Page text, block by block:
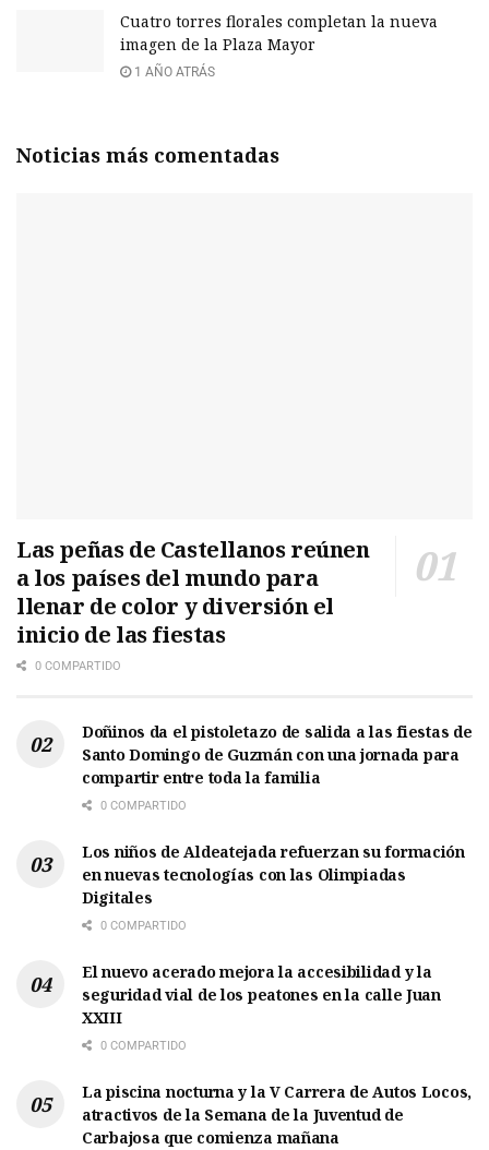
Cuatro torres florales completan la nueva
imagen de la Plaza Mayor
1 AÑO ATRÁS
Noticias más comentadas
Las peñas de Castellanos reúnen
a los países del mundo para
llenar de color y diversión el
inicio de las fiestas
0 COMPARTIDO
Doñinos da el pistoletazo de salida a las fiestas de
Santo Domingo de Guzmán con una jornada para
compartir entre toda la familia
0 COMPARTIDO
Los niños de Aldeatejada refuerzan su formación
en nuevas tecnologías con las Olimpiadas
Digitales
0 COMPARTIDO
El nuevo acerado mejora la accesibilidad y la
seguridad vial de los peatones en la calle Juan
XXIII
0 COMPARTIDO
La piscina nocturna y la V Carrera de Autos Locos,
atractivos de la Semana de la Juventud de
Carbajosa que comienza mañana